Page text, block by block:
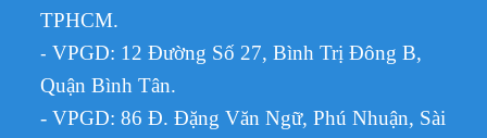
TPHCM.
- VPGD: 12 Đường Số 27, Bình Trị Đông B,
Quận Bình Tân.
- VPGD: 86 Đ. Đặng Văn Ngữ, Phú Nhuận, Sài